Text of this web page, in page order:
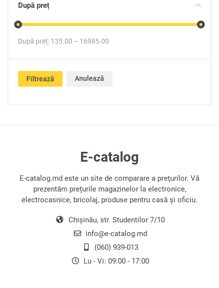
După preț
După preț: 135.00 – 16985.00
Filtrează Anulează
E-catalog
E-catalog.md este un site de comparare a preţurilor. Vă
prezentăm prețurile magazinelor la electronice,
electrocasnice, bricolaj, produse pentru casă și oficiu.
Chișinău, str. Studentilor 7/10
info@e-catalog.md
(060) 939-013
Lu - Vi: 09:00 - 17:00